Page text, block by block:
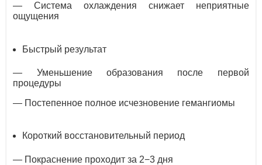
— Система охлаждения снижает неприятные
ощущения
Быстрый результат
— Уменьшение образования после первой
процедуры
— Постепенное полное исчезновение гемангиомы
Короткий восстановительный период
— Покраснение проходит за 2−3 дня